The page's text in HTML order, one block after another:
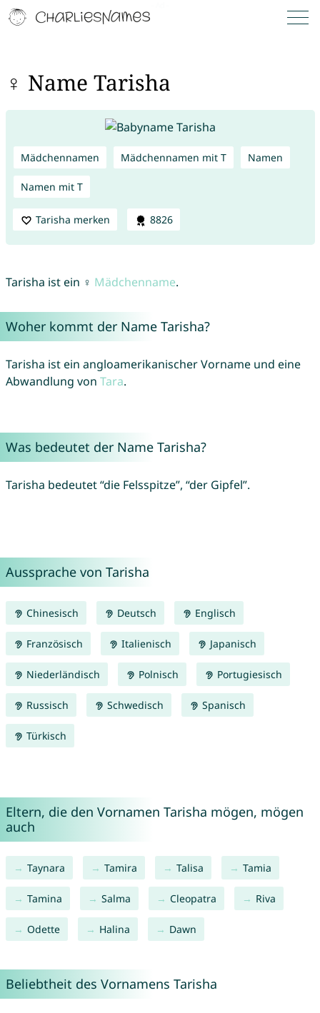
♀ Name Tarisha
Mädchennamen Mädchennamen mit T Namen
Namen mit T
Tarisha merken 8826
Tarisha ist ein ♀ Mädchenname.
Woher kommt der Name Tarisha?
Tarisha ist ein angloamerikanischer Vorname und eine
Abwandlung von Tara.
Was bedeutet der Name Tarisha?
Tarisha bedeutet “die Felsspitze”, “der Gipfel”.
Aussprache von Tarisha
Chinesisch Deutsch Englisch
Französisch Italienisch Japanisch
Niederländisch Polnisch Portugiesisch
Russisch Schwedisch Spanisch
Türkisch
Eltern, die den Vornamen Tarisha mögen, mögen
auch
Taynara Tamira Talisa Tamia
Tamina Salma Cleopatra Riva
Odette Halina Dawn
Beliebtheit des Vornamens Tarisha